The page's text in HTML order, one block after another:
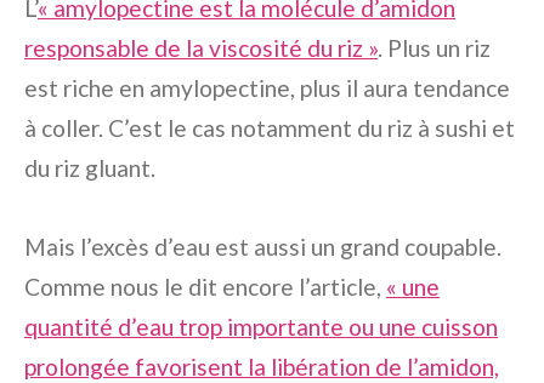
L’« amylopectine est la molécule d’amidon
responsable de la viscosité du riz ». Plus un riz
est riche en amylopectine, plus il aura tendance
à coller. C’est le cas notamment du riz à sushi et
du riz gluant.
Mais l’excès d’eau est aussi un grand coupable.
Comme nous le dit encore l’article, « une
quantité d’eau trop importante ou une cuisson
prolongée favorisent la libération de l’amidon,